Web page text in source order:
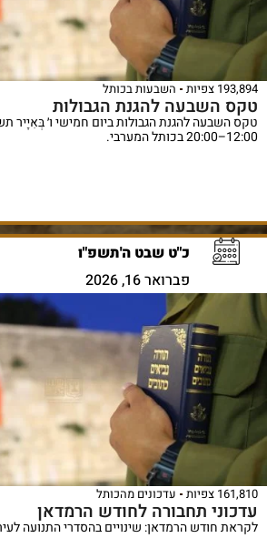
193,894 צפיות השבעות בכותל
טקס השבעה להגנת הגבולות
12:00–20:00 בכותל המערבי.
כ"ט שבט ה'תשפ"ו
פברואר 16, 2026
161,810 צפיות עדכונים מהכותל
עדכוני תחבורה לחודש הרמדאן
לקראת חודש הרמדאן: שינויים בהסדרי התנועה